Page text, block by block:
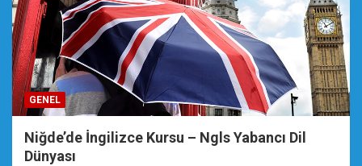
GENEL
Niğde’de İngilizce Kursu – Ngls Yabancı Dil
Dünyası